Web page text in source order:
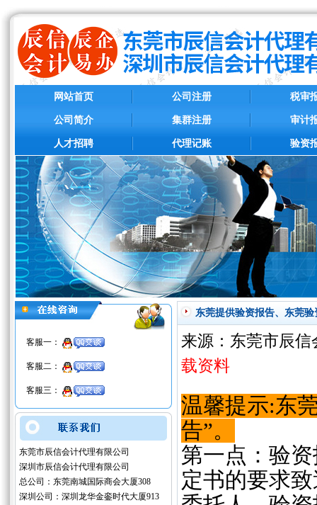
网站首页
公司简介
人才招聘
公司注册
集群注册
代理记账
税审
审计
验资
客服一：
客服二：
客服三：
东莞市辰信会计代理有限公司
深圳市辰信会计代理有限公司
总公司：东莞南城国际商会大厦308
深圳公司：深圳龙华金銮时代大厦913
东莞提供验资报告、东莞
来源：东莞市辰
载资料
温馨提示:东
告”。
第一点：验
定书的要求